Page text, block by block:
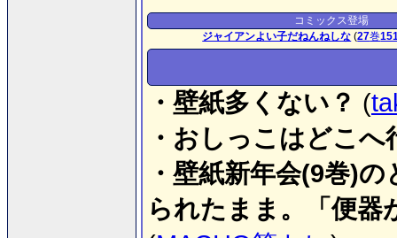
コミックス登場
ジャイアンよい子だねんねしな (27巻
・壁紙多くない？ (
・おしっこはどこ
・壁紙新年会(9巻)
られたまま。「便